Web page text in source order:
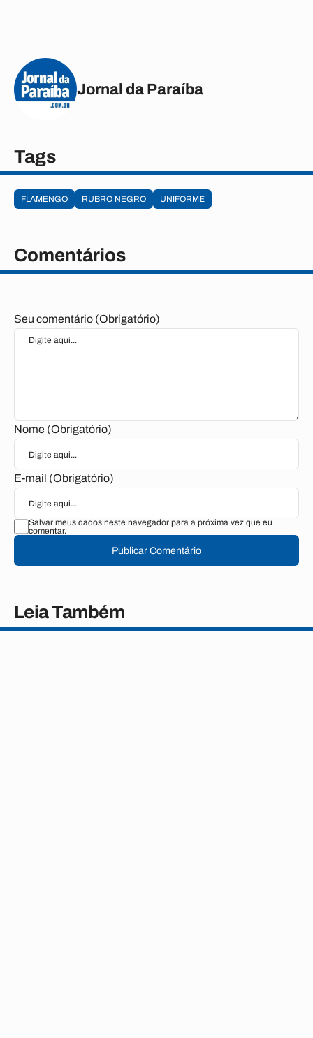
Jornal da Paraíba
Tags
FLAMENGO RUBRO NEGRO UNIFORME
Comentários
Seu comentário (Obrigatório)
Nome (Obrigatório)
E-mail (Obrigatório)
Salvar meus dados neste navegador para a próxima vez que eu
comentar.
Publicar Comentário
Leia Também